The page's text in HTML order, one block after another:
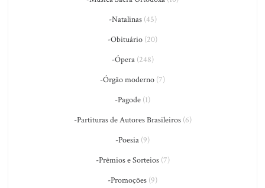
-Natalinas(45)
-Obituário (20)
-Ópera(248)
-Órgão moderno (7)
-Pagode (1)
-Partituras de Autores Brasileiros(6)
-Poesia (9)
-Prêmios e Sorteios(7)
-Promoções (9)